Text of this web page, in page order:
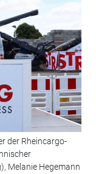
der Rheincargo-
Melanie Hegemann